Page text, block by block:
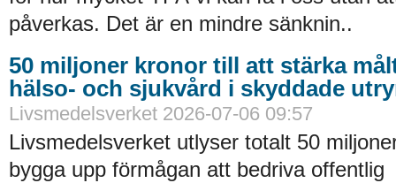
påverkas. Det är en mindre sänknin..
50 miljoner kronor till att stärka
hälso- och sjukvård i skyddade
Livsmedelsverket 2026-07-06 09:57
Livsmedelsverket utlyser totalt 50
bygga upp förmågan att bedriva offentlig